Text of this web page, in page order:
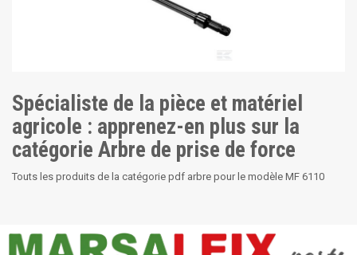
Spécialiste de la pièce et matériel
agricole : apprenez-en plus sur la
catégorie Arbre de prise de force
Touts les produits de la catégorie pdf arbre pour le modèle MF 6110